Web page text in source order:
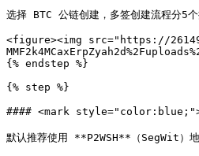
选择 BTC 公链创建，多签创建流程分5
<figure><img src="https://
{% endstep %}
{% step %}
#### <mark
默认推荐使用 **P2WSH**（SegWit）地